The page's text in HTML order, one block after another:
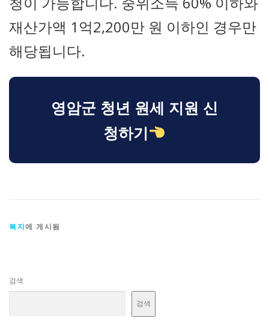
재산가액 1억2,200만 원 이하인 경우만
해당됩니다.
영암군 청년 원세 지원 신
청하기
복지에 게시됨
검색
검색